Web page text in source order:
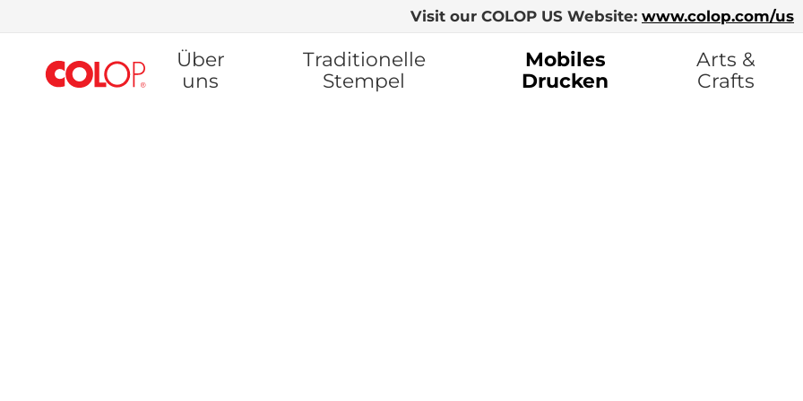
Visit our COLOP US Website: www.colop.com/us
springen
Über
uns
Traditionelle
Stempel
Mobiles
Drucken
Arts &
Crafts